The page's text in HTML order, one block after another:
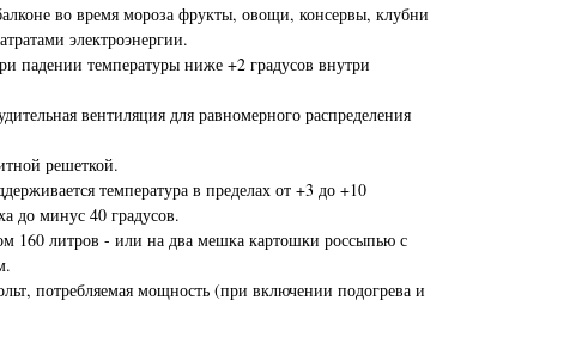
во время мороза фрукты, овощи, консервы, клубни
электроэнергии.
падении температуры ниже +2 градусов внутри
вентиляция для равномерного распределения
решеткой.
температура в пределах от +3 до +10
до минус 40 градусов.
160 литров - или на два мешка картошки россыпью с
потребляемая мощность (при включении подогрева и